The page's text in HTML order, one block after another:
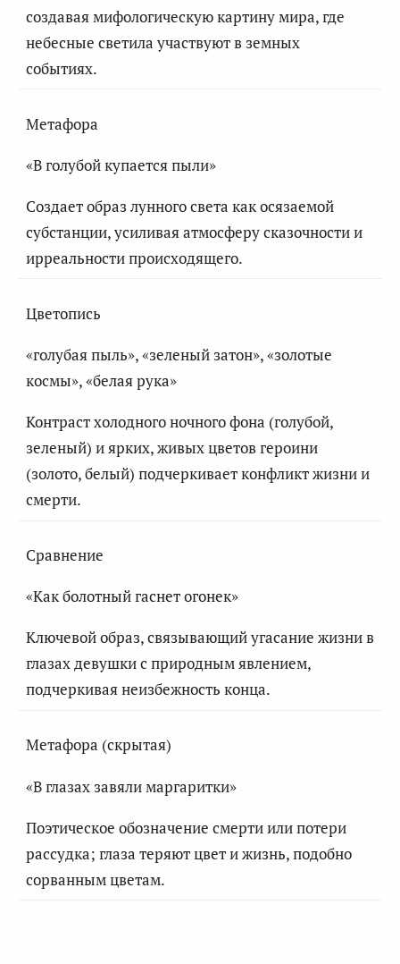
создавая мифологическую картину мира, где
небесные светила участвуют в земных
событиях.
Метафора
«В голубой купается пыли»
Создает образ лунного света как осязаемой
субстанции, усиливая атмосферу сказочности и
ирреальности происходящего.
Цветопись
«голубая пыль», «зеленый затон», «золотые
космы», «белая рука»
Контраст холодного ночного фона (голубой,
зеленый) и ярких, живых цветов героини
(золото, белый) подчеркивает конфликт жизни и
смерти.
Сравнение
«Как болотный гаснет огонек»
Ключевой образ, связывающий угасание жизни в
глазах девушки с природным явлением,
подчеркивая неизбежность конца.
Метафора (скрытая)
«В глазах завяли маргаритки»
Поэтическое обозначение смерти или потери
рассудка; глаза теряют цвет и жизнь, подобно
сорванным цветам.